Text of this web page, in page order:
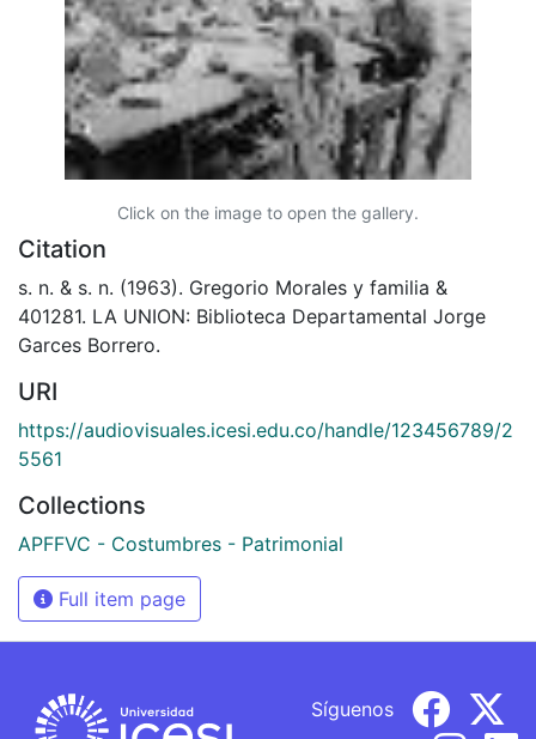
Click on the image to open the gallery.
Citation
s. n. & s. n. (1963). Gregorio Morales y familia &
401281. LA UNION: Biblioteca Departamental Jorge
Garces Borrero.
URI
https://audiovisuales.icesi.edu.co/handle/123456789/2
5561
Collections
APFFVC - Costumbres - Patrimonial
Full item page
Síguenos